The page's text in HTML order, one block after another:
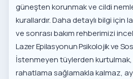
güneşten korunmak ve cildi
kurallardır. Daha detaylı bilgi için
ve sonrası bakımrehberimizi
Lazer Epilasyonun Psikolojik ve
İstenmeyen tüylerden
rahatlama sağlamakla kalmaz,